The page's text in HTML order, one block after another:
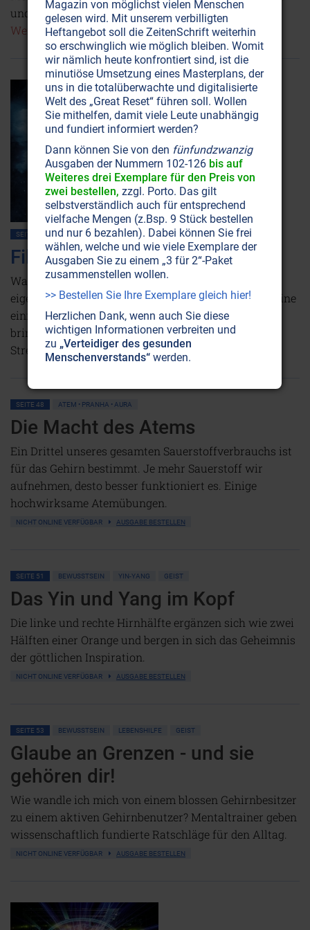
und damit Lebenssinn und Erfüllung finden kann.
Weiterlesen...
SEITE 46 BEWUSSTSEIN GEBET • MEDITATION LEBENSHILFE
Filme in der Sprache Gottes
Was zeichnet ein Genie aus? Wie kann man mit dem
eigenen Überbewusstsein kommunizieren? Es gibt eine
einfache Methode, die uns näher zu Gott im Innern
bringt und erst noch viel intelligenter macht: Image
Streaming - Bilderströmen.Weiterlesen...
SEITE 48 ATEM • PRANHA • AURA
Die Macht des Atems
Ein Drittel unseres gesamten Sauerstoffverbrauchs ist
für das Gehirn bestimmt. Je mehr Sauerstoff wir
aufnehmen, desto besser funktioniert es. Einige
hochwirksame Atemübungen.
NICHT ONLINE VERFÜGBAR AUSGABE BESTELLEN
SEITE 51 BEWUSSTSEIN YIN-YANG GEIST
Das Yin und Yang im Kopf
Die linke und rechte Hirnhälfte ergänzen sich wie zwei
Hälften einer Orange und bergen in sich das Geheimnis
der göttlichen Inspiration.
NICHT ONLINE VERFÜGBAR AUSGABE BESTELLEN
SEITE 53 BEWUSSTSEIN LEBENSHILFE GEIST
Glaube an Grenzen - und sie
gehören dir!
Wie wandle ich mich von einem blossen Gehirnbesitzer
zu einem aktiven Gehirnbenutzer? Mentaltrainer geben
wissenschaftlich fundierte Ratschläge für den Alltag.
NICHT ONLINE VERFÜGBAR AUSGABE BESTELLEN
Magazin von möglichst vielen Menschen
gelesen wird. Mit unserem verbilligten
Heftangebot soll die ZeitenSchrift weiterhin
so erschwinglich wie möglich bleiben. Womit
wir nämlich heute konfrontiert sind, ist die
minutiöse Umsetzung eines Masterplans, der
uns in die totalüberwachte und digitalisierte
Welt des „Great Reset“ führen soll. Wollen
Sie mithelfen, damit viele Leute unabhängig
und fundiert informiert werden?
Dann können Sie von den fünfundzwanzig
Ausgaben der Nummern 102-126 bis auf
Weiteres drei Exemplare für den Preis von
zwei bestellen, zzgl. Porto. Das gilt
selbstverständlich auch für entsprechend
vielfache Mengen (z.Bsp. 9 Stück bestellen
und nur 6 bezahlen). Dabei können Sie frei
wählen, welche und wie viele Exemplare der
Ausgaben Sie zu einem „3 für 2“-Paket
zusammenstellen wollen.
>> Bestellen Sie Ihre Exemplare gleich hier!
Herzlichen Dank, wenn auch Sie diese
wichtigen Informationen verbreiten und
zu „Verteidiger des gesunden
Menschenverstands“ werden.